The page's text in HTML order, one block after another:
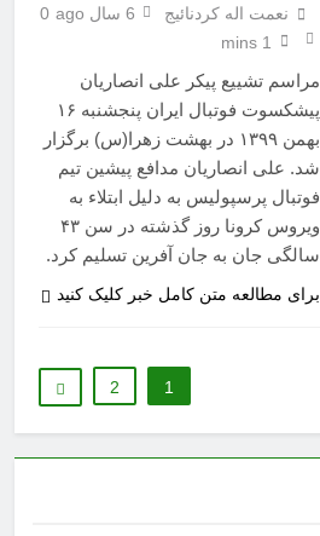
نعمت اله کردنائیج 6 سال ago
0
1 mins
مراسم تشییع پیکر علی انصاریان
پیشکسوت فوتبال ایران پنجشنبه ۱۶
بهمن ۱۳۹۹ در بهشت زهرا(س) برگزار
شد. علی انصاریان مدافع پیشین تیم
فوتبال پرسپولیس به دلیل ابتلاء به
ویروس کرونا روز گذشته در سن ۴۳
سالگی جان به جان آفرین تسلیم کرد.
برای مطالعه متن کامل خبر کلیک کنید
1
2